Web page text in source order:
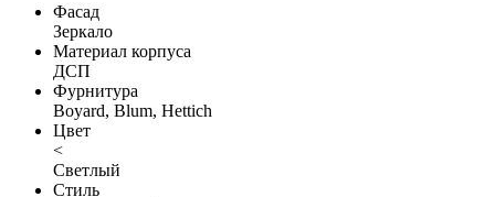
Фасад
Зеркало
Материал корпуса
ДСП
Фурнитура
Boyard, Blum, Hettich
Цвет
<
Светлый
Стиль